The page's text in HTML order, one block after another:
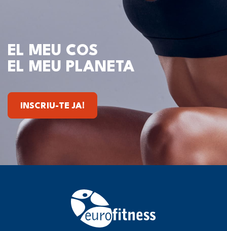
EL MEU COS
EL MEU PLANETA
INSCRIU-TE JA!